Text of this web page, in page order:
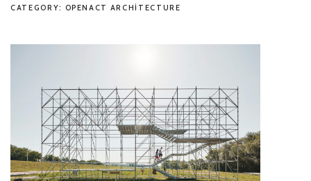
CATEGORY: OPENACT ARCHITECTURE